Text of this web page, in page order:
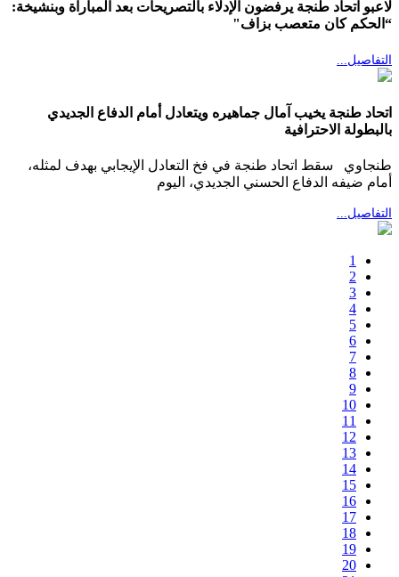
لاعبو اتحاد طنجة يرفضون الإدلاء بالتصريحات بعد المباراة وبنشيخة:
“الحكم كان متعصب بزاف"
التفاصيل...
اتحاد طنجة يخيب آمال جماهيره ويتعادل أمام الدفاع الجديدي
بالبطولة الاحترافية
طنجاوي سقط اتحاد طنجة في فخ التعادل الإيجابي بهدف لمثله،
أمام ضيفه الدفاع الحسني الجديدي، اليوم
التفاصيل...
1
2
3
4
5
6
7
8
9
10
11
12
13
14
15
16
17
18
19
20